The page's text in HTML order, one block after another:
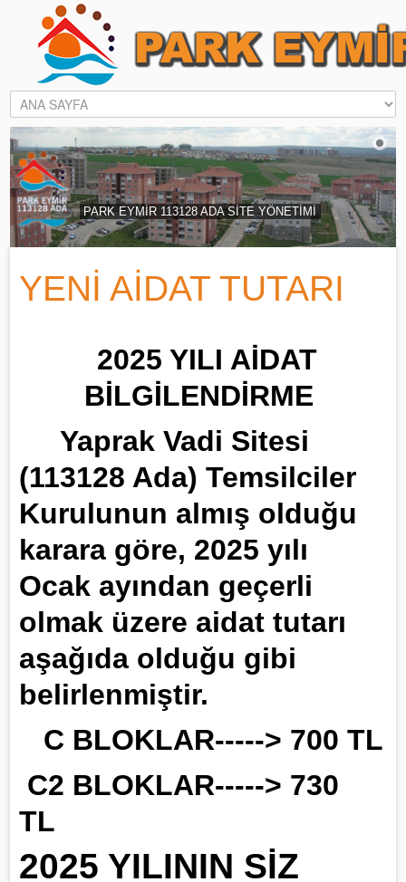
PARK EYMİR 113128 ADA SİTE YÖNETİMİ
YENİ AİDAT TUTARI
2025 YILI AİDAT
BİLGİLENDİRME
Yaprak Vadi Sitesi
(113128 Ada) Temsilciler
Kurulunun almış olduğu
karara göre, 2025 yılı
Ocak ayından geçerli
olmak üzere aidat tutarı
aşağıda olduğu gibi
belirlenmiştir.
C BLOKLAR-----> 700 TL
C2 BLOKLAR-----> 730
TL
2025 YILININ SİZ